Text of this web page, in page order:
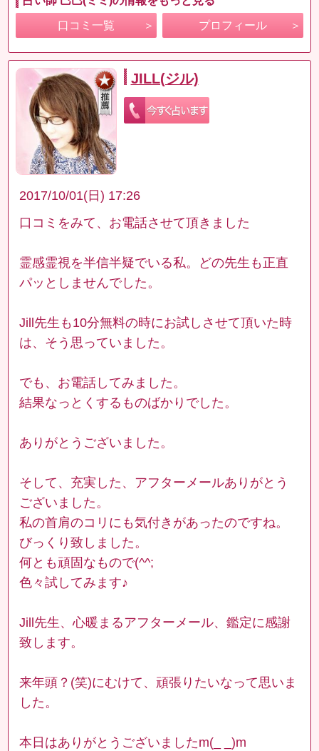
口コミ一覧 プロフィール
JILL(ジル)
2017/10/01(日) 17:26
口コミをみて、お電話させて頂きました
霊感霊視を半信半疑でいる私。どの先生も正直
パッとしませんでした。
Jill先生も10分無料の時にお試しさせて頂いた時
は、そう思っていました。
でも、お電話してみました。
結果なっとくするものばかりでした。
ありがとうございました。
そして、充実した、アフターメールありがとう
ございました。
私の首肩のコリにも気付きがあったのですね。
びっくり致しました。
何とも頑固なもので(^^;
色々試してみます♪
Jill先生、心暖まるアフターメール、鑑定に感謝
致します。
来年頭？(笑)にむけて、頑張りたいなって思いま
した。
本日はありがとうございましたm(_ _)m